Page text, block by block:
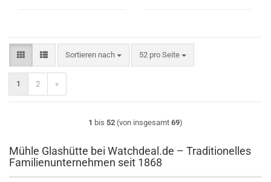
Sortieren nach
Sortieren nach 52 pro Seite
pro Seite
1 2 »
1 bis 52 (von insgesamt 69)
Mühle Glashütte bei Watchdeal.de – Traditionelles
Familienunternehmen seit 1868